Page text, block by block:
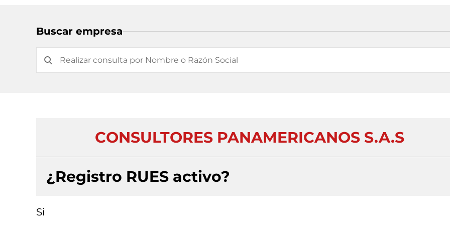
Buscar empresa
CONSULTORES PANAMERICANOS S.A.S
¿Registro RUES activo?
Si